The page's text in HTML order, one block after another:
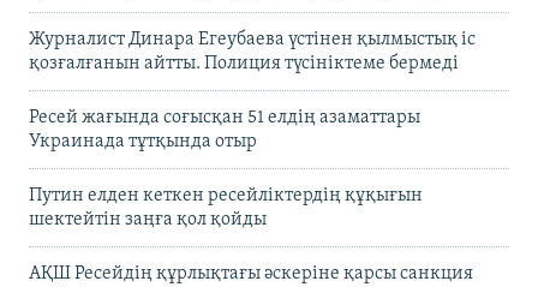
Журналист Динара Егеубаева үстінен қылмыстық іс
қозғалғанын айтты. Полиция түсініктеме бермеді
Ресей жағында соғысқан 51 елдің азаматтары
Украинада тұтқында отыр
Путин елден кеткен ресейліктердің құқығын
шектейтін заңға қол қойды
АҚШ Ресейдің құрлықтағы әскеріне қарсы санкция